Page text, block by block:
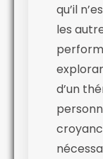
qu’il
les
d’un